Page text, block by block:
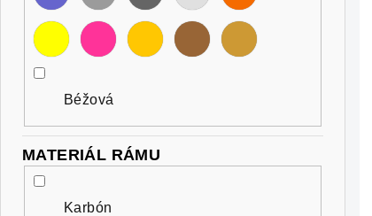
Béžová
MATERIÁL RÁMU
Karbón